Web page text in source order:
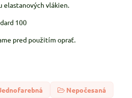
elastanových vlákien.
100
pred použitím oprať.
Nepočesaná